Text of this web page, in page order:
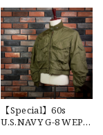
【Cooperstown Ball Cap】Made in USA Baseball Cap "1952 BIRMINGHAM BLACK BARONS" 新品 クーパーズタウンボールキャップ バーミングハムブラックバロンズ 6パネル
【W36】POLO by Ralph Lauren POLO CHINO ポロチノ ラルフローレン ユーズド ショーツ ショートパンツ No.30
【Special】60s
U.S.NAVY G-8 WEP